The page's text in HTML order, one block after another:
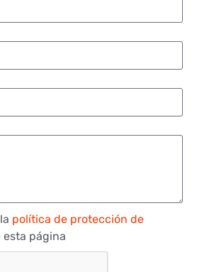
política de protección de
esta página